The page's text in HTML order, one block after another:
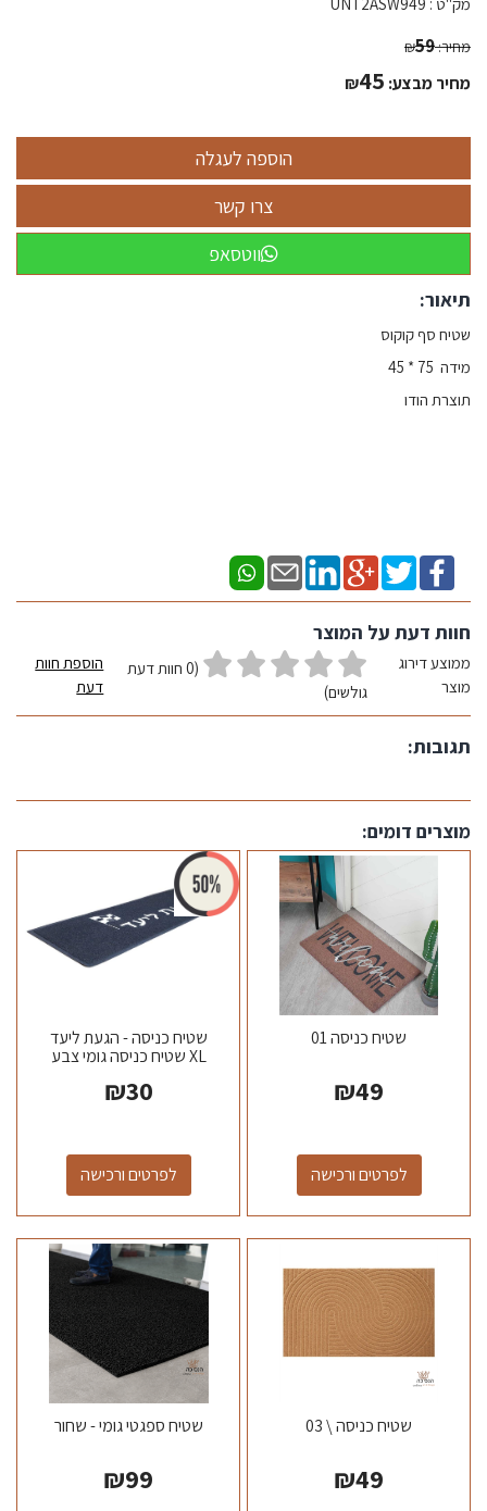
מחיר: ₪59
מחיר מבצע: ₪45
ווטסאפ
תיאור:
שטיח סף קוקוס
מידה 75 * 45
תוצרת הודו
חוות דעת על המוצר
ממוצע דירוג
מוצר
(0 חוות דעת
גולשים)
הוספת חוות
דעת
תגובות:
מוצרים דומים:
שטיח כניסה 01
₪49
לפרטים ורכישה
שטיח כניסה - הגעת ליעד
XL שטיח כניסה גומי צבע
₪30
לפרטים ורכישה
שטיח כניסה \ 03
₪49
שטיח ספגטי גומי - שחור
₪99